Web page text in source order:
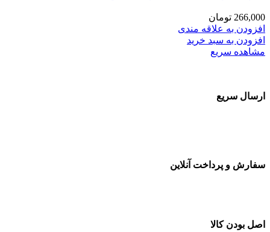
266,000 تومان
افزودن به علاقه مندی
افزودن به سبد خرید
مشاهده سریع
ارسال سریع
سفارش و پرداخت آنلاین
اصل بودن کالا